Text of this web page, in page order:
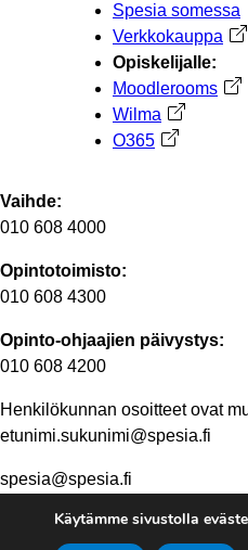
Spesia somessa
Verkkokauppa
Opiskelijalle:
Moodlerooms
Wilma Avautuu
O365 Avautuu
Vaihde:
010 608 4000
Opintotoimisto:
010 608 4300
Opinto-ohjaajien päivystys:
010 608 4200
Henkilökunnan osoitteet ovat
etunimi.sukunimi@spesia.fi
spesia@spesia.fi
Henkilöstön yhteystiedot
Käytämme sivustolla